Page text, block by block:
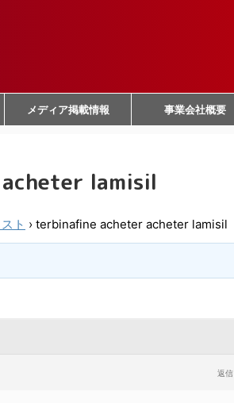
メディア掲載情報 事業会社概要
lamisil
ト › terbinafine acheter acheter lamisil
返信